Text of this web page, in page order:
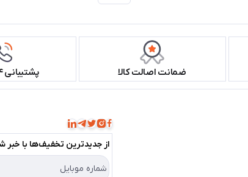
ضمانت اصالت کالا پشتیبانی ۲۴ ساعته
از جدید‌ترین تخفیف‌ها با‌ خبر